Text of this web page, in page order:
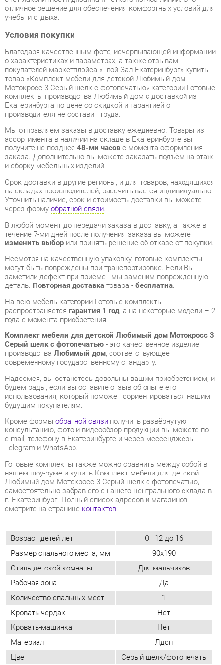
Благодаря качественным фото, исчерпывающей информации
о характеристиках и параметрах, а также отзывам
покупателей маркетплэйса «Твой Зал Екатеринбург» купить
товар «Комплект мебели для детской Любимый дом
Мотокросс 3 Серый шелк с фотопечатью» категории Готовые
комплекты производства Любимый дом с доставкой из
Екатеринбурга по цене со скидкой и гарантией от
производителя не составит труда.
Мы отправляем заказы в доставку ежедневно. Товары из
ассортимента в наличии на складе в Екатеринбурге вы
получите не позднее48-ми часовс момента оформления
заказа. Дополнительно вы можете заказать подъём на этаж
Срок доставки в другие регионы, и для товаров, находящихся
на складах производителей, рассчитывается индивидуально.
Уточнить наличие, срок и стоимость доставки вы можете
через формуобратной связи.
В любой момент до передачи заказа в доставку, а также в
течение 7-ми дней после получения заказа вы можете
изменить выборили принять решение об отказе от покупки.
Несмотря на качественную упаковку, готовые комплекты
могут быть повреждены при транспортировке. Если Вы
заметили дефект при приёме - мы заменим поврежденную
деталь.Повторная доставкатовара -бесплатна.
На всю мебель категории Готовые комплекты
распространяетсягарантия 1 год, а на некоторые модели – 2
года с момента приобретения.
Комплект мебели для детской Любимый дом Мотокросс 3
производстваЛюбимый дом, соответствующее
современному государственному стандарту.
будем рады, если вы оставите отзыв об опыте его
использования, который поможет сориентироваться нашим
будущим покупателям.
Кроме формы обратной связи
получить развёрнутую
консультацию, фото и видеообзор продукции вы можете по
e-mail, телефону в Екатеринбурге и через мессенджеры
Telegram и WhatsApp.
Готовые комплекты также можно сравнить между собой в
нашем шоу-руме и купить Комплект мебели для детской
Любимый дом Мотокросс 3 Серый шелк с фотопечатью,
самостоятельно забрав его с нашего центрального склада в
г. Екатеринбург. Полный список адресов и магазинов
смотрите на странице
Возраст детей лет
От 12 до 16
Размер спального места, мм
90x190
Стиль детской комнаты
Количество спальных мест
1
Кровать-чердак
Нет
Кровать-машинка
Нет
Материал
Лдсп
Цвет
Серый шелк/фотопечать
Стиль интерьера
Современный
ОТЗЫВЫ
Пока нет отзывов, поделитесь первым своим мнением.